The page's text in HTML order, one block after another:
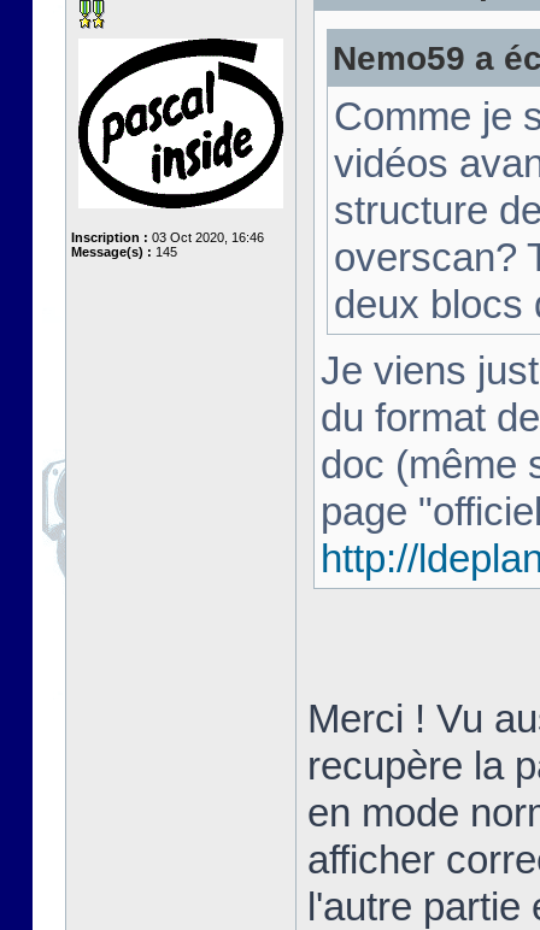
Inscription : 03 Oct 2020, 16:46
Message(s) : 145
Nemo59 a
Comme je
vidéos
structure
overscan?
deux
Je viens
du format
doc (même
page
http://
Merci ! Vu
recupère la
en mode
afficher
l'autre partie